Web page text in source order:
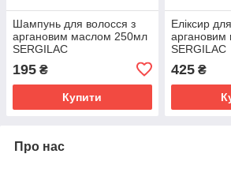
Шампунь для волосся з
аргановим маслом 250мл
SERGILAC
195 ₴
Купити
Еліксир
SERGILAC
425₴
Про нас